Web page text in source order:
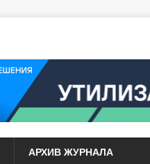
АРХИВ ЖУРНАЛА